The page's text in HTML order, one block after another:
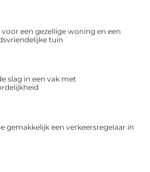
een gezellige woning en een
tuin
slag in een vak met
gemakkelijk een verkeersregelaar in